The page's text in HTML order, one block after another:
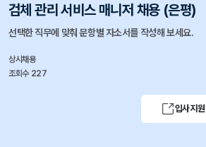
검체 관리 서비스 매니저 채용 (은평)
선택한 직무에 맞춰 문항별 자소서를 작성해 보세요.
상시채용
조회수 227
입사지원